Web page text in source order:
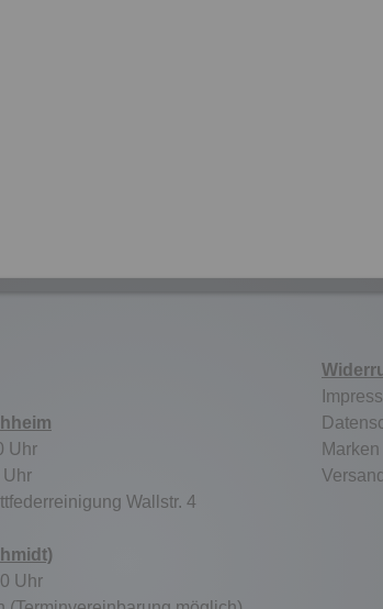
Uhr
Wallstr. 4
Uhr
Marken